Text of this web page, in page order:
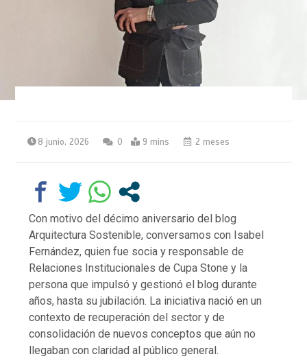
8 junio, 2026 0 9 mins 2 meses
Con motivo del décimo aniversario del blog
Arquitectura Sostenible, conversamos con Isabel
Fernández, quien fue socia y responsable de
Relaciones Institucionales de Cupa Stone y la
persona que impulsó y gestionó el blog durante
años, hasta su jubilación. La iniciativa nació en un
contexto de recuperación del sector y de
consolidación de nuevos conceptos que aún no
llegaban con claridad al público general.